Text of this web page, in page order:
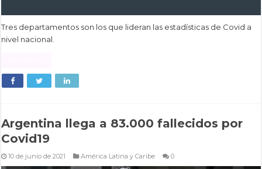
Tres departamentos son los que lideran las estadísticas de Covid a
nivel nacional.
Argentina llega a 83.000 fallecidos por
Covid19
10 de junio de 2021 América Latina y Caribe 0